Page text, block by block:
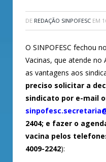
DE REDAÇÃO SINPOFESC EM
O SINPOFESC fechou
Vacinas, que atende no
as vantagens aos
preciso solicitar a
sindicato por e-mail
2404; e fazer o
vacina pelos
4009-2242):